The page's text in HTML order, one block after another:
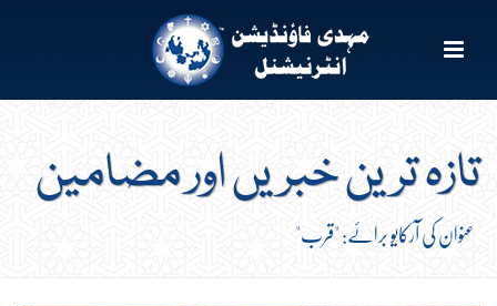
تازہ ترین خبریں اور مضامین
عنوان کی آرکایو برائے: "قرب"